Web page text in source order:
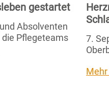
gestartet
Absolventen
Pflegeteams
7.